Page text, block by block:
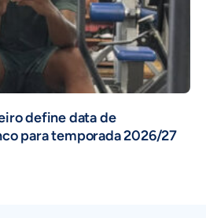
define data de
para temporada 2026/27